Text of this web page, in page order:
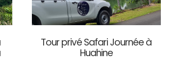
Tour privé Safari Journée à
Huahine